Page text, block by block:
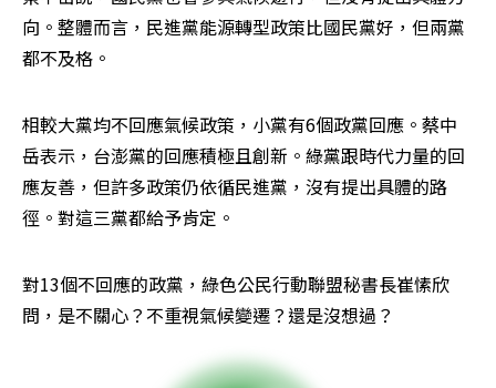
向。整體而言，民進黨能源轉型政策比國民黨好，但兩黨
都不及格。
相較大黨均不回應氣候政策，小黨有6個政黨回應。蔡中
岳表示，台澎黨的回應積極且創新。綠黨跟時代力量的回
應友善，但許多政策仍依循民進黨，沒有提出具體的路
徑。對這三黨都給予肯定。
對13個不回應的政黨，綠色公民行動聯盟秘書長崔愫欣
問，是不關心？不重視氣候變遷？還是沒想過？